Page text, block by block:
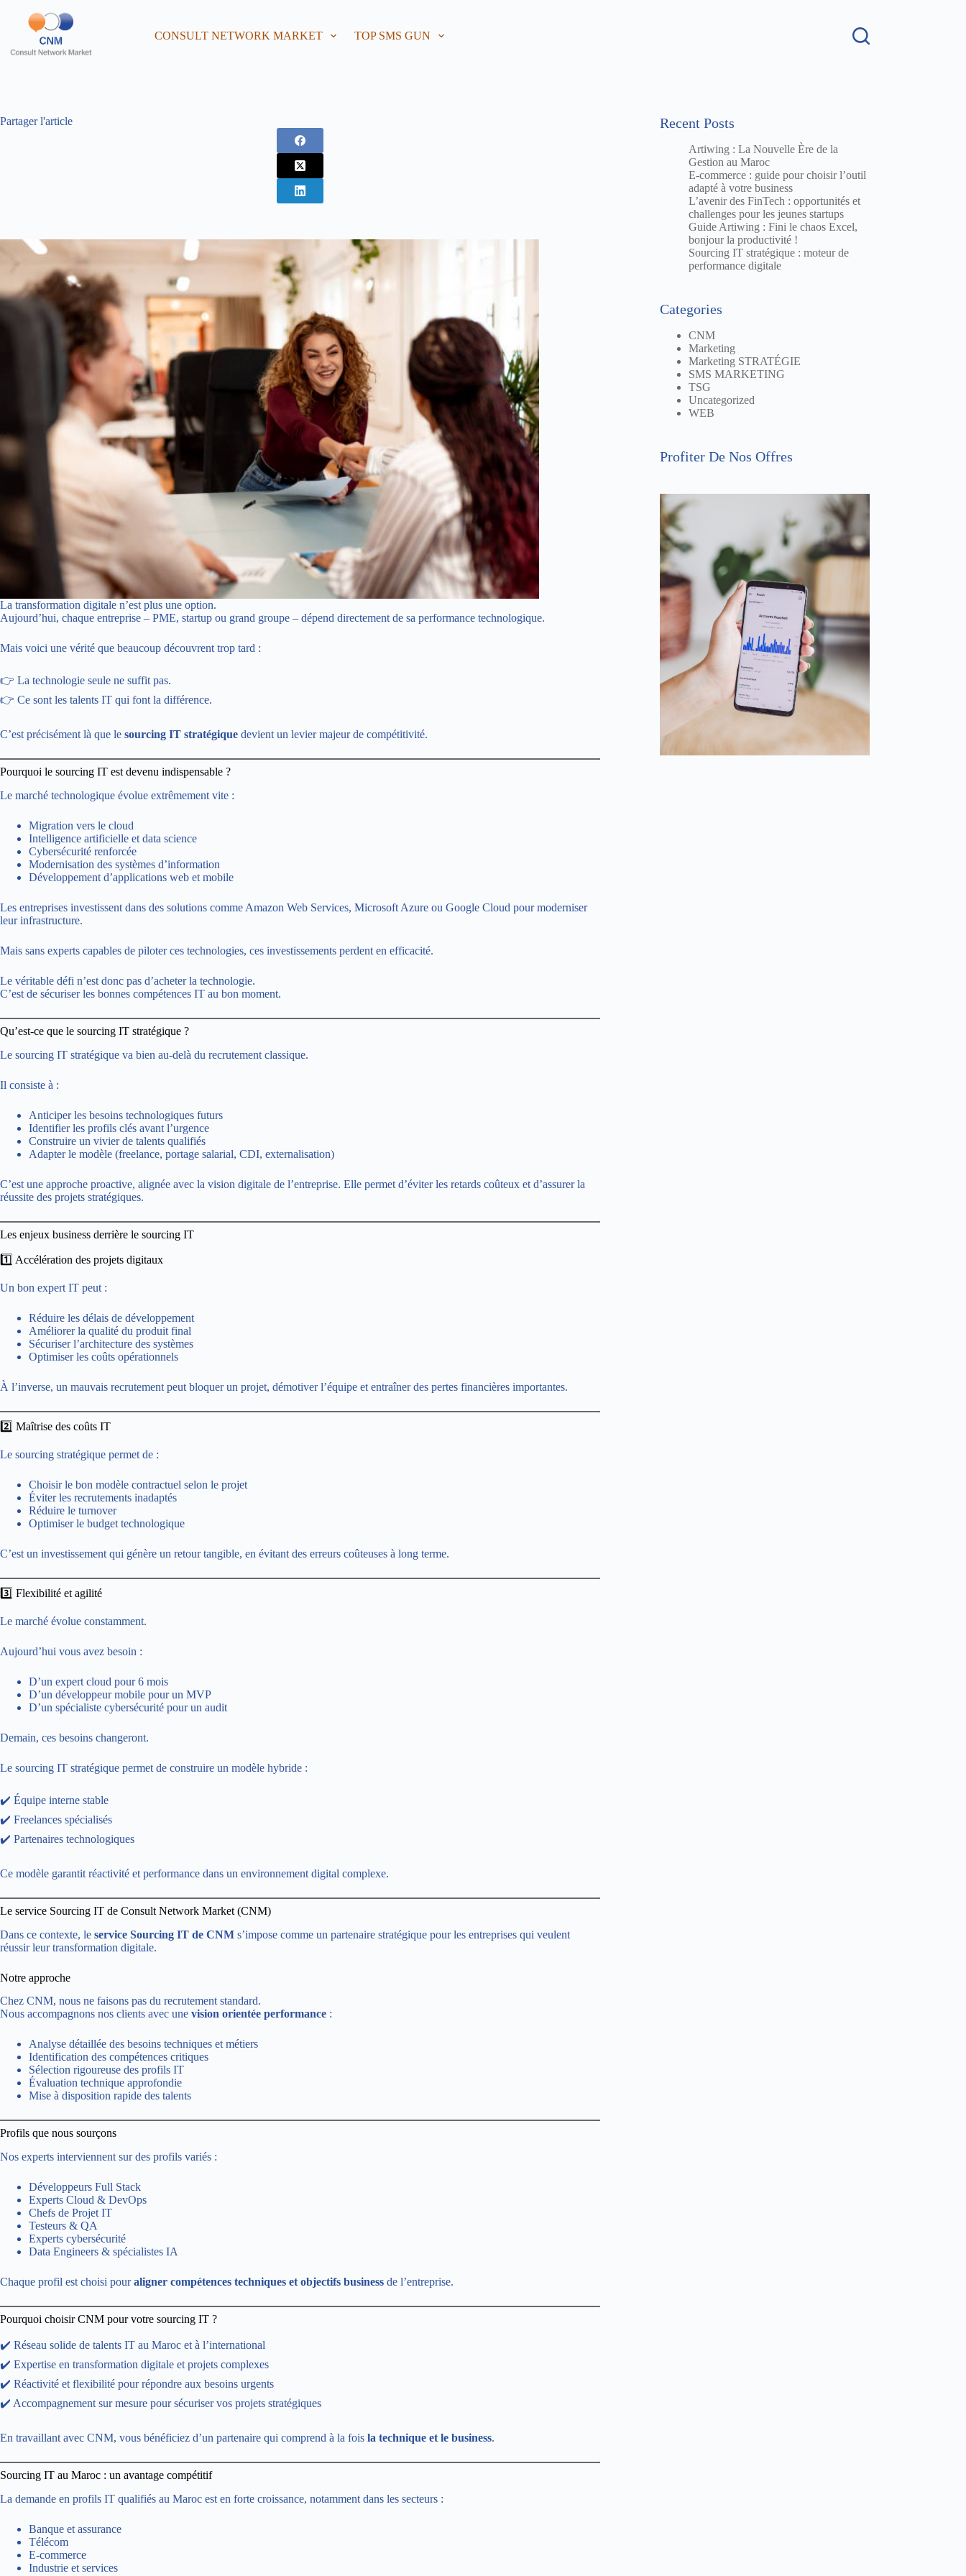
CONSULT NETWORK MARKET TOP SMS GUN
Partager l'article
La transformation digitale n’est plus une option.
Aujourd’hui, chaque entreprise – PME, startup ou grand groupe – dépend directement de sa performance technologique.
Mais voici une vérité que beaucoup découvrent trop tard :
👉 La technologie seule ne suffit pas.
👉 Ce sont les talents IT qui font la différence.
C’est précisément là que le sourcing IT stratégique devient un levier majeur de compétitivité.
Pourquoi le sourcing IT est devenu indispensable ?
Le marché technologique évolue extrêmement vite :
Migration vers le cloud
Intelligence artificielle et data science
Cybersécurité renforcée
Modernisation des systèmes d’information
Développement d’applications web et mobile
Les entreprises investissent dans des solutions comme Amazon Web Services, Microsoft Azure ou Google Cloud pour moderniser
leur infrastructure.
Mais sans experts capables de piloter ces technologies, ces investissements perdent en efficacité.
Le véritable défi n’est donc pas d’acheter la technologie.
C’est de sécuriser les bonnes compétences IT au bon moment.
Qu’est-ce que le sourcing IT stratégique ?
Le sourcing IT stratégique va bien au-delà du recrutement classique.
Il consiste à :
Anticiper les besoins technologiques futurs
Identifier les profils clés avant l’urgence
Construire un vivier de talents qualifiés
Adapter le modèle (freelance, portage salarial, CDI, externalisation)
C’est une approche proactive, alignée avec la vision digitale de l’entreprise. Elle permet d’éviter les retards coûteux et d’assurer la
réussite des projets stratégiques.
Les enjeux business derrière le sourcing IT
1️⃣ Accélération des projets digitaux
Un bon expert IT peut :
Réduire les délais de développement
Améliorer la qualité du produit final
Sécuriser l’architecture des systèmes
Optimiser les coûts opérationnels
À l’inverse, un mauvais recrutement peut bloquer un projet, démotiver l’équipe et entraîner des pertes financières importantes.
2️⃣ Maîtrise des coûts IT
Le sourcing stratégique permet de :
Choisir le bon modèle contractuel selon le projet
Éviter les recrutements inadaptés
Réduire le turnover
Optimiser le budget technologique
C’est un investissement qui génère un retour tangible, en évitant des erreurs coûteuses à long terme.
3️⃣ Flexibilité et agilité
Le marché évolue constamment.
Aujourd’hui vous avez besoin :
D’un expert cloud pour 6 mois
D’un développeur mobile pour un MVP
D’un spécialiste cybersécurité pour un audit
Demain, ces besoins changeront.
Le sourcing IT stratégique permet de construire un modèle hybride :
✔️ Équipe interne stable
✔️ Freelances spécialisés
✔️ Partenaires technologiques
Ce modèle garantit réactivité et performance dans un environnement digital complexe.
Le service Sourcing IT de Consult Network Market (CNM)
Dans ce contexte, le service Sourcing IT de CNM s’impose comme un partenaire stratégique pour les entreprises qui veulent
réussir leur transformation digitale.
Notre approche
Chez CNM, nous ne faisons pas du recrutement standard.
Nous accompagnons nos clients avec une vision orientée performance :
Analyse détaillée des besoins techniques et métiers
Identification des compétences critiques
Sélection rigoureuse des profils IT
Évaluation technique approfondie
Mise à disposition rapide des talents
Profils que nous sourçons
Nos experts interviennent sur des profils variés :
Développeurs Full Stack
Experts Cloud & DevOps
Chefs de Projet IT
Testeurs & QA
Experts cybersécurité
Data Engineers & spécialistes IA
Chaque profil est choisi pouraligner compétences techniques et objectifs business de l’entreprise.
Pourquoi choisir CNM pour votre sourcing IT ?
✔️ Réseau solide de talents IT au Maroc et à l’international
✔️ Expertise en transformation digitale et projets complexes
✔️ Réactivité et flexibilité pour répondre aux besoins urgents
✔️ Accompagnement sur mesure pour sécuriser vos projets stratégiques
En travaillant avec CNM, vous bénéficiez d’un partenaire qui comprend à la fois la technique et le business.
Sourcing IT au Maroc : un avantage compétitif
La demande en profils IT qualifiés au Maroc est en forte croissance, notamment dans les secteurs :
Banque et assurance
Télécom
E-commerce
Industrie et services
Recent Posts
Artiwing : La Nouvelle Ère de la
Gestion au Maroc
E-commerce : guide pour choisir l’outil
adapté à votre business
L’avenir des FinTech : opportunités et
challenges pour les jeunes startups
Guide Artiwing : Fini le chaos Excel,
bonjour la productivité !
Sourcing IT stratégique : moteur de
performance digitale
Categories
CNM
Marketing
Marketing STRATÉGIE
SMS MARKETING
TSG
Uncategorized
WEB
Profiter De Nos Offres